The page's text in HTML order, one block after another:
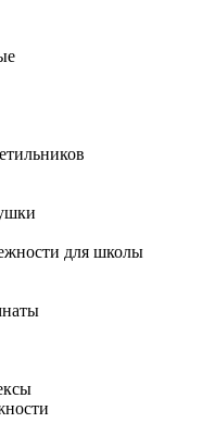
для школы